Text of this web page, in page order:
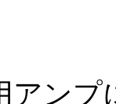
アン